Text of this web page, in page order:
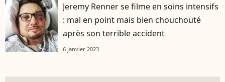
Jeremy Renner se filme en soins intensifs
: mal en point mais bien chouchouté
après son terrible accident
6 janvier 2023